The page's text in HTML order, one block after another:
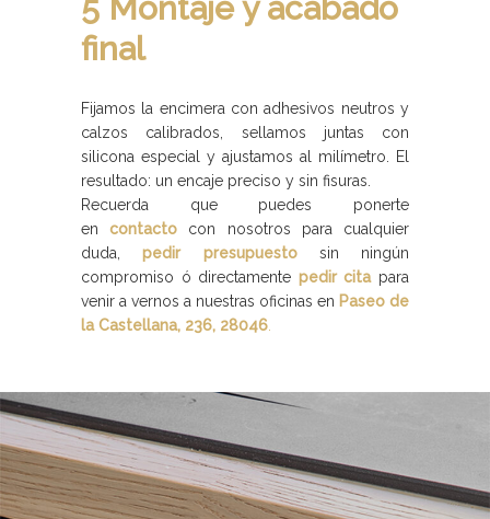
5 Montaje y acabado
final
Fijamos la encimera con adhesivos neutros y
calzos calibrados, sellamos juntas con
silicona especial y ajustamos al milímetro. El
resultado: un encaje preciso y sin fisuras.
Recuerda que puedes ponerte
encontacto
con nosotros para cualquier
duda,pedir presupuestosin ningún
compromiso ó directamente pedir citapara
venir a vernos a nuestras oficinas en Paseo de
la Castellana, 236, 28046